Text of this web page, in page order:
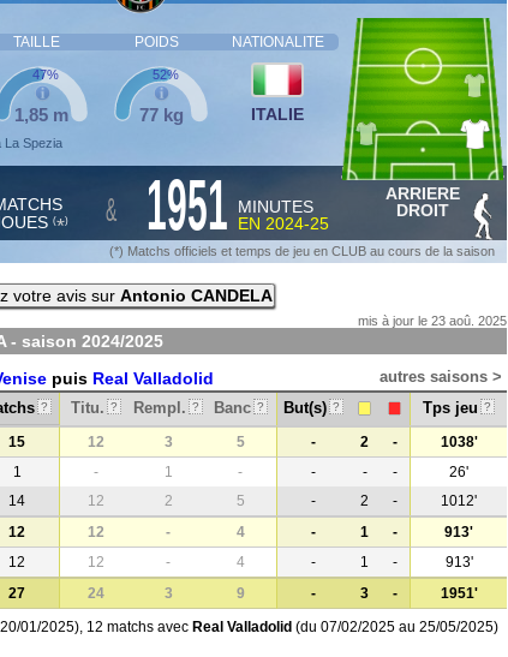
TAILLE POIDS NATIONALITE
La Spezia
1,85 m
47%
77 kg
52%
ITALIE
(*) & 1951
MINUTES
EN 2024-25
ARRIERE
DROIT
(*) Matchs officiels et temps de jeu en CLUB au cours de la saison
votre avis sur Antonio CANDELA
mis à jour le 23 aoû. 2025
- saison 2024/2025
puis Real Valladolid
autres saisons >
? Titu. ? Rempl. ? Banc ? But(s) ? Tps jeu ?
15 12 3 5 - 2 -
1038'
1 - 1 - - - -
26'
14 12 2 5 - 2 -
1012'
12 12 - 4 - 1 -
913'
12 12 - 4 - 1 -
913'
27 24 3 9 - 3 -
1951'
01/2025), 12 matchs avec Real Valladolid (du 07/02/2025 au 25/05/2025)